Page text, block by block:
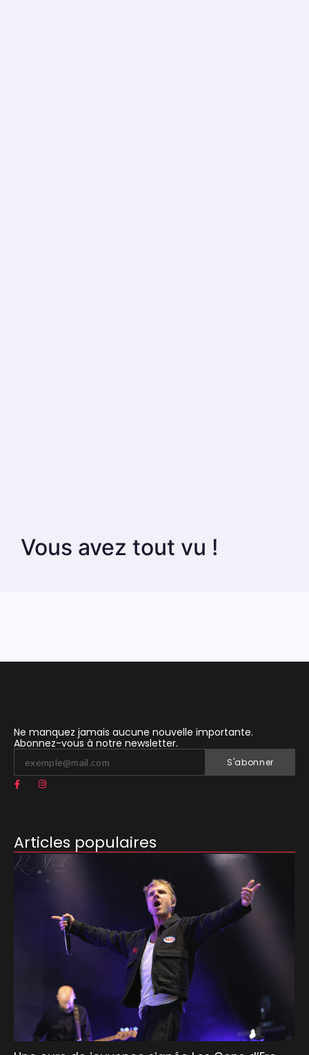
Vous avez tout vu !
Ne manquez jamais aucune nouvelle importante.
Abonnez-vous à notre newsletter.
S'abonner
Articles populaires